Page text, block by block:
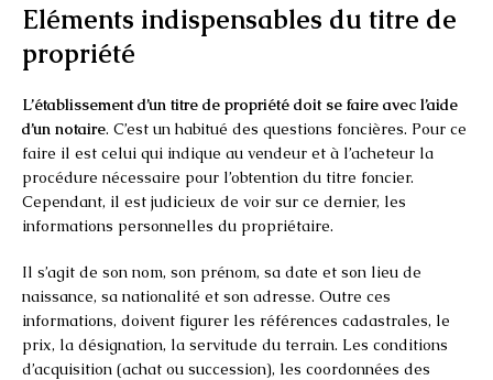
Eléments indispensables du titre de
propriété
L’établissement d’un titre de propriété doit se faire avec l’aide
d’un notaire. C’est un habitué des questions foncières. Pour ce
faire il est celui qui indique au vendeur et à l’acheteur la
procédure nécessaire pour l’obtention du titre foncier.
Cependant, il est judicieux de voir sur ce dernier, les
informations personnelles du propriétaire.
Il s’agit de son nom, son prénom, sa date et son lieu de
naissance, sa nationalité et son adresse. Outre ces
informations, doivent figurer les références cadastrales, le
prix, la désignation, la servitude du terrain. Les conditions
d’acquisition (achat ou succession), les coordonnées des